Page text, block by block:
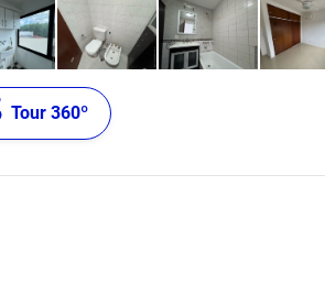
Tour 360º